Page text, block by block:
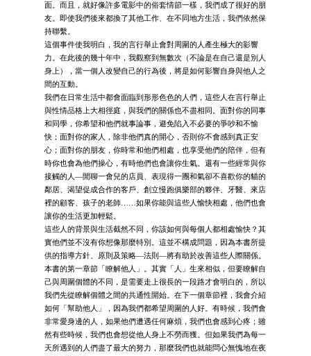
面。而且，就好像許多電影中的俗套情節一樣，我們成了很好的朋
友。即使我們後來都換了其他工作、在不同地方生活，我們依然保
持聯繫。
這個事件使我明白，我的言行舉止會對周圍的人產生極大的影響
力。在此後的幾十年中，我觀察到無數次（不論是在自己還是別人
身上），當一個人改變自己的行為後，將是如何影響自身與他人之
間的互動。
我們在日常生活中都會面臨到形形色色的人們，這些人在言行舉止
與性情品格上大相徑庭，與我們的關係也不盡相同。面對你的同事
和同學，你希望和他們就事論事，避免陷入不必要的爭吵和不愉
快；面對你的家人，除非他們真的開心，否則你不會感到真正安
心；面對你的朋友，你時常和他們相處，也享受他們的陪伴，但有
時你也會為他們操心，有時他們也會讓你生氣。還有一些經常與你
接觸的人—閒聊一會兒的店員、表現得一團和氣卻不喜歡你的貓的
鄰居、渴望促成合作的客戶、創立慢跑俱樂部的夥伴、牙醫、來店
裡的顧客、孩子的老師……如果你能與這些人愉快相處，他們也會
讓你的生活更加輕鬆。
這些人的背景與生活截然不同，你該如何與每個人都相處愉快？其
實他們並不沒有你想像那麼特別。這並不構成問題，因為本書所提
供的指導方針、原則及策略—法則—將有助於改善這些人際關係。
本書的第一章節「瞭解他人」。其實「人」生來相似，但要瞭解自
己與周圍個體的不同，是需要走上很長的一段路才會明白的，所以
我們先從瞭解個體之間的共通性開始。在下一個章節裡，我會介紹
如何「幫助他人」，因為我們都希望周圍的人好。有時候，我們會
非常愛身邊的人，如果他們遭遇任何麻煩，我們也會感到心疼；雖
然有些時候，我們也會想從他人身上不勞而獲。但如果我們為每一
天所遇到的人們盡了最大的努力，那麼我們也就能問心無愧地在夜